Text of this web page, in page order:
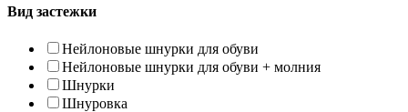
Вид застежки
Нейлоновые шнурки для обуви
Нейлоновые шнурки для обуви + молния
Шнурки
Шнуровка